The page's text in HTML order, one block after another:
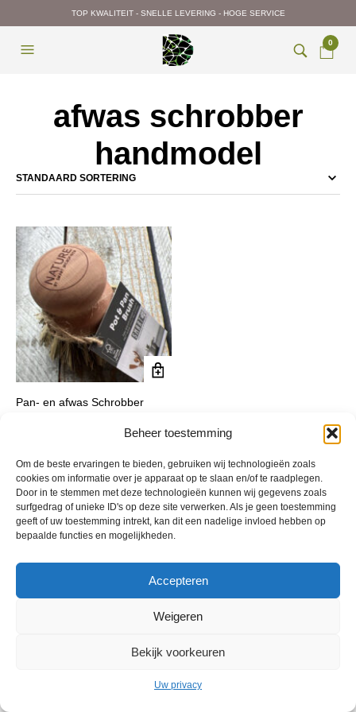
Beheer toestemming
Om de beste ervaringen te bieden, gebruiken wij technologieën zoals
cookies om informatie over je apparaat op te slaan en/of te raadplegen.
Door in te stemmen met deze technologieën kunnen wij gegevens zoals
surfgedrag of unieke ID's op deze site verwerken. Als je geen toestemming
geeft of uw toestemming intrekt, kan dit een nadelige invloed hebben op
bepaalde functies en mogelijkheden.
Accepteren
Weigeren
Bekijk voorkeuren
Uw privacy
TOP KWALITEIT - SNELLE LEVERING - HOGE SERVICE
0
afwas schrobber
handmodel
Pan- en afwas Schrobber
© 2013 - 2026 De Duurzame Tuin KvK Gouda 29029262 - BTW nr
NL001968744B76 Hosting: